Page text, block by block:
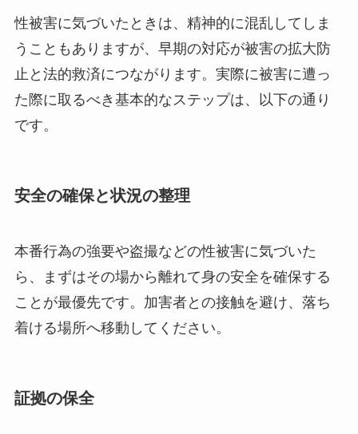
性被害に気づいたときは、精神的に混乱してしま
うこともありますが、早期の対応が被害の拡大防
止と法的救済につながります。実際に被害に遭っ
た際に取るべき基本的なステップは、以下の通り
です。
安全の確保と状況の整理
本番行為の強要や盗撮などの性被害に気づいた
ら、まずはその場から離れて身の安全を確保する
ことが最優先です。加害者との接触を避け、落ち
着ける場所へ移動してください。
証拠の保全